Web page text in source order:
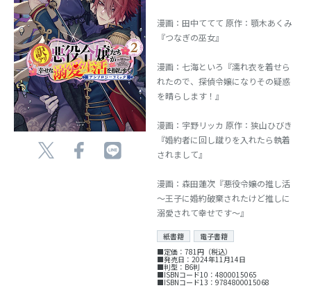
漫画：田中ててて 原作：顎木あくみ
『つなぎの巫女』
漫画：七海といろ『濡れ衣を着せら
れたので、探偵令嬢になりその疑惑
を晴らします！』
漫画：宇野リッカ 原作：狭山ひびき
『婚約者に回し蹴りを入れたら執着
されまして』
漫画：森田蓮次『悪役令嬢の推し活
～王子に婚約破棄されたけど推しに
溺愛されて幸せです～』
紙書籍
電子書籍
■定価：781円（税込）
■発売日：2024年11月14日
■判型：B6判
■ISBNコード10：4800015065
■ISBNコード13：9784800015068